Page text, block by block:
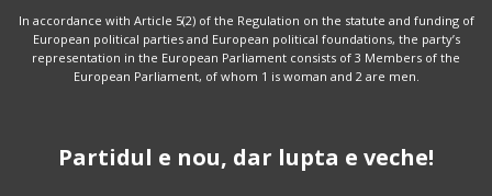
In accordance with Article 5(2) of the Regulation on the statute and funding of
European political parties and European political foundations, the party’s
representation in the European Parliament consists of 3 Members of the
European Parliament, of whom 1 is woman and 2 are men.
Partidul e nou, dar lupta e veche!